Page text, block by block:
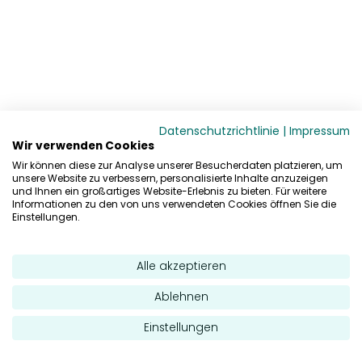
Datenschutzrichtlinie | Impressum
Wir verwenden Cookies
Wir können diese zur Analyse unserer Besucherdaten platzieren, um
unsere Website zu verbessern, personalisierte Inhalte anzuzeigen
und Ihnen ein großartiges Website-Erlebnis zu bieten. Für weitere
Informationen zu den von uns verwendeten Cookies öffnen Sie die
Einstellungen.
Alle akzeptieren
Ablehnen
Einstellungen